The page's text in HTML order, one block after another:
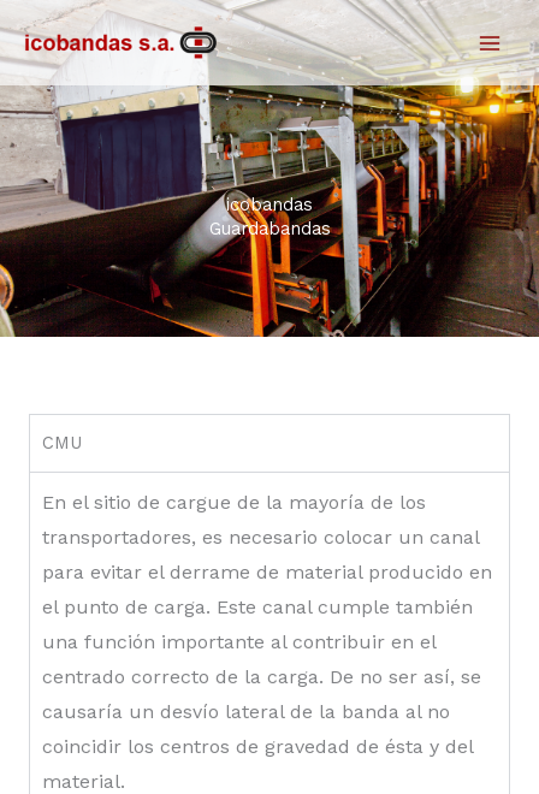
contenido
icobandas
Guardabandas
CMU
En el sitio de cargue de la mayoría de los
transportadores, es necesario colocar un canal
para evitar el derrame de material producido en
el punto de carga. Este canal cumple también
una función importante al contribuir en el
centrado correcto de la carga. De no ser así, se
causaría un desvío lateral de la banda al no
coincidir los centros de gravedad de ésta y del
material.